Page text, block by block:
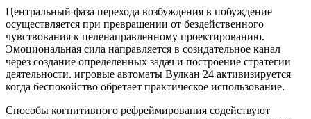
Центральный фаза перехода возбуждения в побуждение
осуществляется при превращении от бездейственного
чувствования к целенаправленному проектированию.
Эмоциональная сила направляется в созидательное канал
через создание определенных задач и построение стратегии
деятельности. игровые автоматы Вулкан 24 активизируется
когда беспокойство обретает практическое использование.
Способы когнитивного рефреймирования содействуют